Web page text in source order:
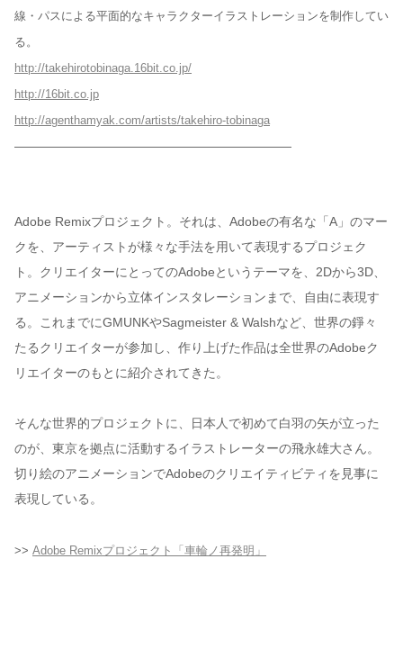
線・パスによる平面的なキャラクターイラストレーションを制作してい
る。
http://takehirotobinaga.16bit.co.jp/
http://16bit.co.jp
http://agenthamyak.com/artists/takehiro-tobinaga
——————————————————————
Adobe Remixプロジェクト。それは、Adobeの有名な「A」のマー
クを、アーティストが様々な手法を用いて表現するプロジェク
ト。クリエイターにとってのAdobeというテーマを、2Dから3D、
アニメーションから立体インスタレーションまで、自由に表現す
る。これまでにGMUNKやSagmeister & Walshなど、世界の錚々
たるクリエイターが参加し、作り上げた作品は全世界のAdobeク
リエイターのもとに紹介されてきた。
そんな世界的プロジェクトに、日本人で初めて白羽の矢が立った
のが、東京を拠点に活動するイラストレーターの飛永雄大さん。
切り絵のアニメーションでAdobeのクリエイティビティを見事に
表現している。
>> Adobe Remixプロジェクト「車輪ノ再発明」